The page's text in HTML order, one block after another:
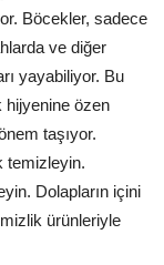
Böcekler, sadece
ve diğer
yayabiliyor. Bu
hijyenine özen
taşıyor.
temizleyin.
Dolapların içini
ürünleriyle